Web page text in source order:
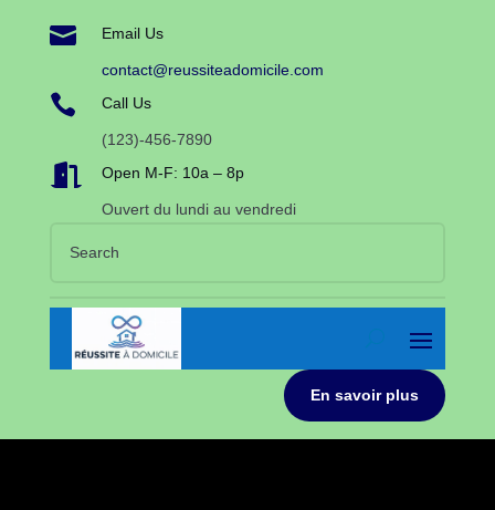
 Email Us
contact@reussiteadomicile.com
 Call Us
(123)-456-7890
 Open M-F: 10a – 8p
Ouvert du lundi au vendredi
En savoir plus